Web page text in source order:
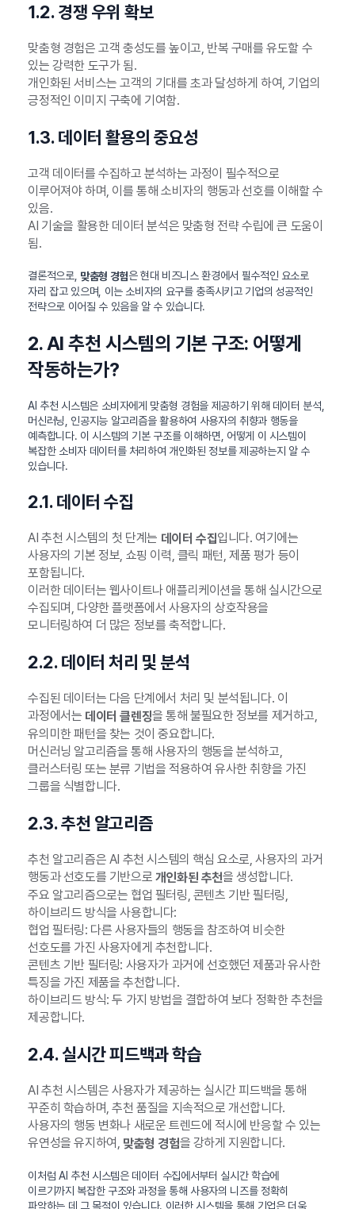
1.2. 경쟁 우위 확보
맞춤형 경험은 고객 충성도를 높이고, 반복 구매를 유도할 수
있는 강력한 도구가 됨.
개인화된 서비스는 고객의 기대를 초과 달성하게 하여, 기업의
긍정적인 이미지 구축에 기여함.
1.3. 데이터 활용의 중요성
고객 데이터를 수집하고 분석하는 과정이 필수적으로
이루어져야 하며, 이를 통해 소비자의 행동과 선호를 이해할 수
있음.
AI 기술을 활용한 데이터 분석은 맞춤형 전략 수립에 큰 도움이
됨.
결론적으로, 맞춤형 경험은 현대 비즈니스 환경에서 필수적인 요소로
자리 잡고 있으며, 이는 소비자의 요구를 충족시키고 기업의 성공적인
전략으로 이어질 수 있음을 알 수 있습니다.
2. AI 추천 시스템의 기본 구조: 어떻게
작동하는가?
AI 추천 시스템은 소비자에게 맞춤형 경험을 제공하기 위해 데이터 분석,
머신러닝, 인공지능 알고리즘을 활용하여 사용자의 취향과 행동을
예측합니다. 이 시스템의 기본 구조를 이해하면, 어떻게 이 시스템이
복잡한 소비자 데이터를 처리하여 개인화된 정보를 제공하는지 알 수
있습니다.
2.1. 데이터 수집
AI 추천 시스템의 첫 단계는 데이터 수집입니다. 여기에는
사용자의 기본 정보, 쇼핑 이력, 클릭 패턴, 제품 평가 등이
포함됩니다.
이러한 데이터는 웹사이트나 애플리케이션을 통해 실시간으로
수집되며, 다양한 플랫폼에서 사용자의 상호작용을
모니터링하여 더 많은 정보를 축적합니다.
2.2. 데이터 처리 및 분석
수집된 데이터는 다음 단계에서 처리 및 분석됩니다. 이
과정에서는 데이터 클렌징을 통해 불필요한 정보를 제거하고,
유의미한 패턴을 찾는 것이 중요합니다.
머신러닝 알고리즘을 통해 사용자의 행동을 분석하고,
클러스터링 또는 분류 기법을 적용하여 유사한 취향을 가진
그룹을 식별합니다.
2.3. 추천 알고리즘
추천 알고리즘은 AI 추천 시스템의 핵심 요소로, 사용자의 과거
행동과 선호도를 기반으로 개인화된 추천을 생성합니다.
주요 알고리즘으로는 협업 필터링, 콘텐츠 기반 필터링,
하이브리드 방식을 사용합니다:
협업 필터링: 다른 사용자들의 행동을 참조하여 비슷한
선호도를 가진 사용자에게 추천합니다.
콘텐츠 기반 필터링: 사용자가 과거에 선호했던 제품과 유사한
특징을 가진 제품을 추천합니다.
하이브리드 방식: 두 가지 방법을 결합하여 보다 정확한 추천을
제공합니다.
2.4. 실시간 피드백과 학습
AI 추천 시스템은 사용자가 제공하는 실시간 피드백을 통해
꾸준히 학습하며, 추천 품질을 지속적으로 개선합니다.
사용자의 행동 변화나 새로운 트렌드에 적시에 반응할 수 있는
유연성을 유지하여, 맞춤형 경험을 강하게 지원합니다.
이처럼 AI 추천 시스템은 데이터 수집에서부터 실시간 학습에
이르기까지 복잡한 구조와 과정을 통해 사용자의 니즈를 정확히
파악하는 데 그 목적이 있습니다. 이러한 시스템을 통해 기업은 더욱